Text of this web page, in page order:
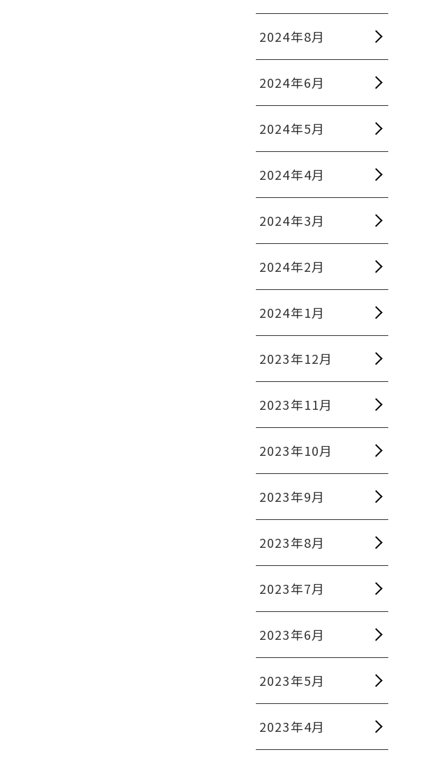
2024年8月
2024年6月
2024年5月
2024年4月
2024年3月
2024年2月
2024年1月
2023年12月
2023年11月
2023年10月
2023年9月
2023年8月
2023年7月
2023年6月
2023年5月
2023年4月